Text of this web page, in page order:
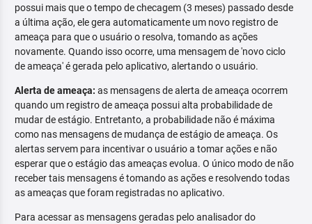
possui mais que o tempo de checagem (3 meses) passado desde
a última ação, ele gera automaticamente um novo registro de
ameaça para que o usuário o resolva, tomando as ações
novamente. Quando isso ocorre, uma mensagem de 'novo ciclo
de ameaça' é gerada pelo aplicativo, alertando o usuário.
Alerta de ameaça: as mensagens de alerta de ameaça ocorrem
quando um registro de ameaça possui alta probabilidade de
mudar de estágio. Entretanto, a probabilidade não é máxima
como nas mensagens de mudança de estágio de ameaça. Os
alertas servem para incentivar o usuário a tomar ações e não
esperar que o estágio das ameaças evolua. O único modo de não
receber tais mensagens é tomando as ações e resolvendo todas
as ameaças que foram registradas no aplicativo.
Para acessar as mensagens geradas pelo analisador do